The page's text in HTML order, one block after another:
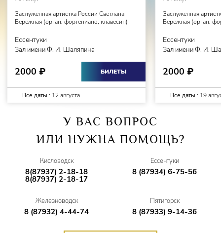
Заслуженная артистка России Светлана
Бережная (орган, фортепиано, клавесин)
Ессентуки
Зал имени Ф. И. Шаляпина
2000 ₽ БИЛЕТЫ
Все даты : 12 августа
Заслуженная
Бережная (орган,
Ессентуки
Зал имени Ф. И.
2000 ₽
Все даты : 19
У ВАС ВОПРОС
ИЛИ НУЖНА ПОМОЩЬ?
Кисловодск
8(87937) 2-18-18
8(87937) 2-18-17
Ессентуки
8 (87934) 6-75-56
Железноводск
8 (87932) 4-44-74
Пятигорск
8 (87933) 9-14-36